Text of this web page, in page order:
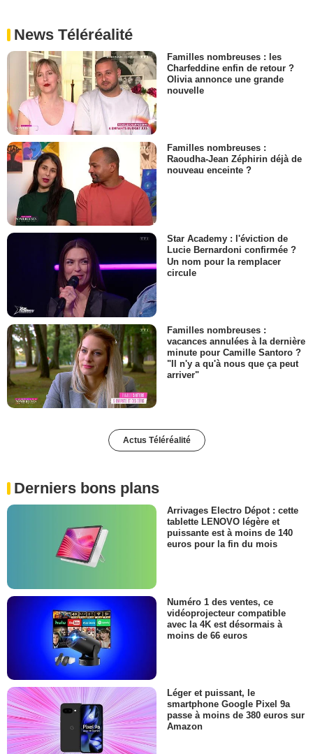
News Téléréalité
Familles nombreuses : les
Charfeddine enfin de retour ?
Olivia annonce une grande
nouvelle
Familles nombreuses :
Raoudha-Jean Zéphirin déjà de
nouveau enceinte ?
Star Academy : l'éviction de
Lucie Bernardoni confirmée ?
Un nom pour la remplacer
circule
Familles nombreuses :
vacances annulées à la dernière
minute pour Camille Santoro ?
"Il n'y a qu'à nous que ça peut
arriver"
Actus Téléréalité
Derniers bons plans
Arrivages Electro Dépot : cette
tablette LENOVO légère et
puissante est à moins de 140
euros pour la fin du mois
Numéro 1 des ventes, ce
vidéoprojecteur compatible
avec la 4K est désormais à
moins de 66 euros
Léger et puissant, le
smartphone Google Pixel 9a
passe à moins de 380 euros sur
Amazon